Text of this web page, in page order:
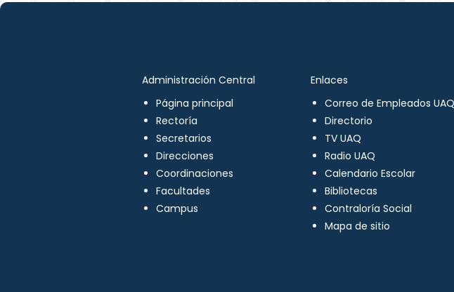
Administración Central
Página principal
Rectoría
Secretarios
Direcciones
Coordinaciones
Facultades
Campus
Enlaces
Correo de Empleados UAQ
Directorio
TV UAQ
Radio UAQ
Calendario Escolar
Bibliotecas
Contraloría Social
Mapa de sitio